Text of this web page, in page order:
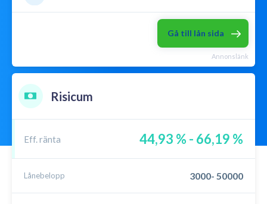
Lån utan säkerhet
Samla lån
P2P lån
Menu
Gå till lån sida
Annonslänk
Risicum
44,93 % - 66,19 %
Eff. ränta
3000- 50000
Lånebelopp